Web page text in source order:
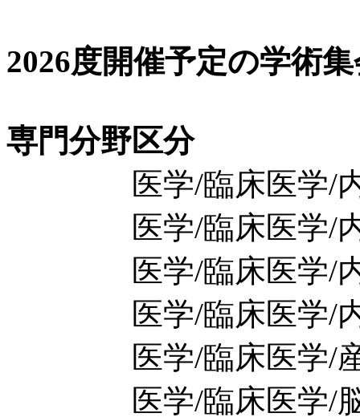
2026度開催予定の学術
専門分野区分
医学/臨床医学/内
医学/臨床医学/内
医学/臨床医学/内科
医学/臨床医学/内
医学/臨床医学/産
医学/臨床医学/脳